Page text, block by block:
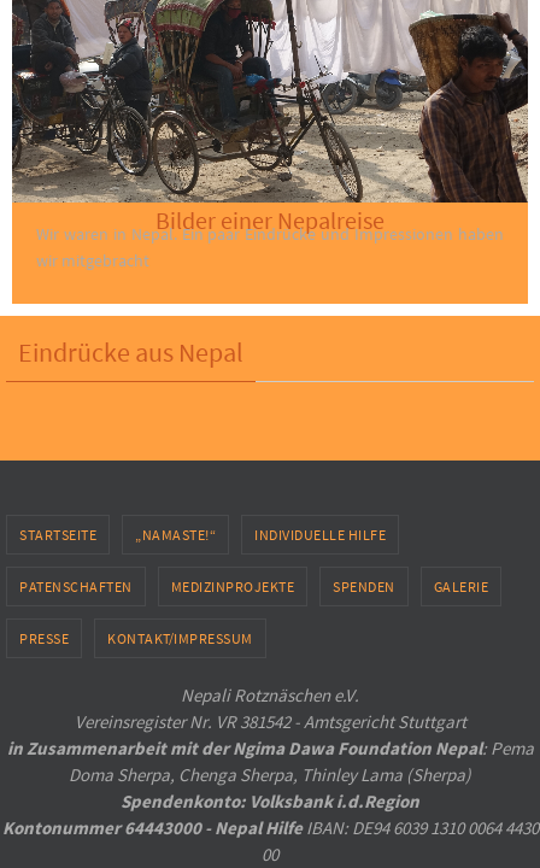
Bilder einer Nepalreise
Wir waren in Nepal. Ein paar Eindrücke und Impressionen haben
wir mitgebracht
Eindrücke aus Nepal
STARTSEITE „NAMASTE!“ INDIVIDUELLE HILFE
PATENSCHAFTEN MEDIZINPROJEKTE SPENDEN GALERIE
PRESSE KONTAKT/IMPRESSUM
Nepali Rotznäschen e.V.
Vereinsregister Nr. VR 381542 - Amtsgericht Stuttgart
in Zusammenarbeit mit der Ngima Dawa Foundation Nepal: Pema
Doma Sherpa, Chenga Sherpa, Thinley Lama (Sherpa)
Spendenkonto: Volksbank i.d.Region
Kontonummer 64443000 - Nepal HilfeIBAN: DE94 6039 1310 0064 4430
00